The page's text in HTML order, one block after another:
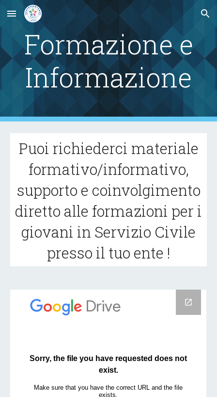
Skip to main content Skip to navigation
Formazione e
Informazione
Puoi richiederci materiale
formativo/informativo,
supporto e coinvolgimento
diretto alle formazioni per i
giovani in Servizio Civile
presso il tuo ente !